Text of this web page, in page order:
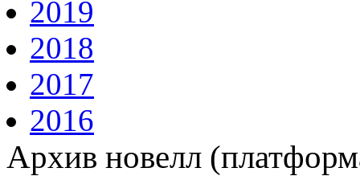
2019
2018
2017
2016
Архив новелл